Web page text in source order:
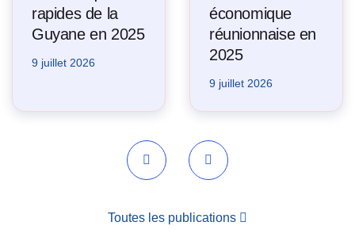
rapides de la
Guyane en 2025
9 juillet 2026
économique
réunionnaise en
2025
9 juillet 2026
Précédent Suivant
Toutes les publications